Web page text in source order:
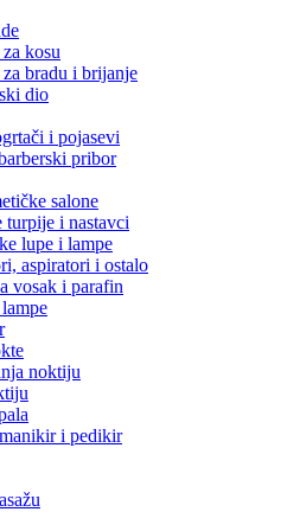
kosu
bradu i brijanje
dio
i pojasevi
pribor
salone
turpije i nastavci
lupe i lampe
aspiratori i ostalo
vosak i parafin
noktiju
i pedikir